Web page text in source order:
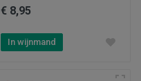
€ 8,95
In wijnmand